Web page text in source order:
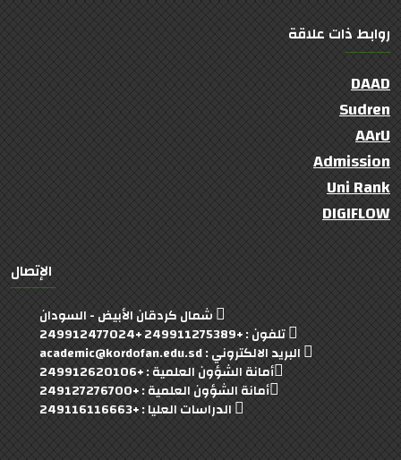
روابط ذات علاقة
DAAD
Sudren
AArU
Admission
Uni Rank
DIGIFLOW
الإتصال
شمال كردقان الأبيض - السودان
تلفون : +249911275389 +249912477024
البريد الالكتروني : academic@kordofan.edu.sd
أمانة الشؤون العلمية : +249912620106
أمانة الشؤون العلمية : +249127276700
الدراسات العليا : +249116116663